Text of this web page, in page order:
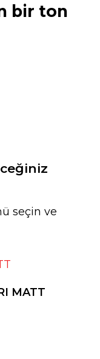
bir ton
seçin ve
MATT